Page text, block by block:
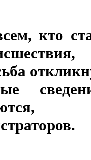
кто